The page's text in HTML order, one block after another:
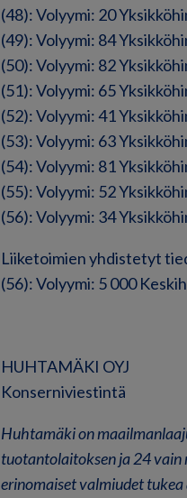
(48): Volyymi: 20
(49): Volyymi: 84
(50): Volyymi: 82
(51): Volyymi: 65
(52): Volyymi: 41
(53): Volyymi: 63
(54): Volyymi: 81
(55): Volyymi: 52
(56): Volyymi: 34
Liiketoimien yhdistetyt
(56): Volyymi: 5 000
HUHTAMÄKI OYJ
Konserniviestintä
Huhtamäki on
tuotantolaitoksen ja 24 vain
erinomaiset valmiudet